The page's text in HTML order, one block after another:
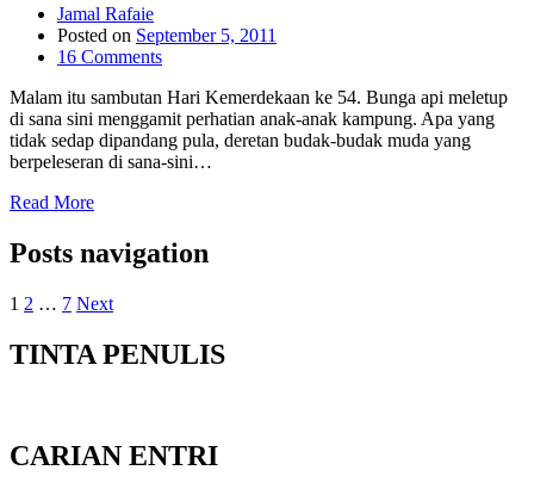
Jamal Rafaie
Posted on September 5, 2011
16 Comments
Malam itu sambutan Hari Kemerdekaan ke 54. Bunga api meletup
di sana sini menggamit perhatian anak-anak kampung. Apa yang
tidak sedap dipandang pula, deretan budak-budak muda yang
berpeleseran di sana-sini…
Read More
Posts navigation
1 2 … 7 Next
TINTA PENULIS
CARIAN ENTRI